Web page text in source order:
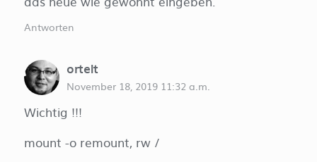
Antworten
ortelt
November 18, 2019 11:32 a.m.
Wichtig !!!
mount -o remount, rw /